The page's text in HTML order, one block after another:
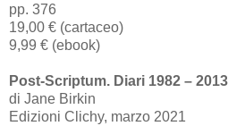
pp. 376
19,00 € (cartaceo)
9,99 € (ebook)
Post-Scriptum. Diari 1982 – 2013
di Jane Birkin
Edizioni Clichy, marzo 2021